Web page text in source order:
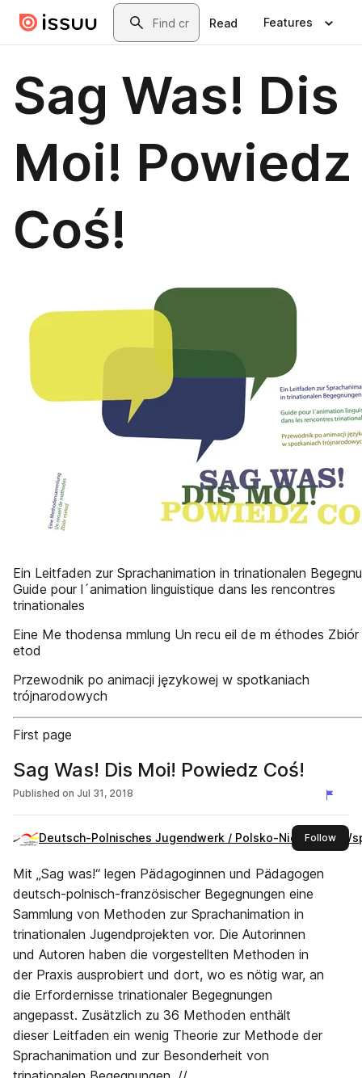
Skip to main contentSearch
Read Features
Sag Was! Dis
Moi! Powiedz
Coś!
Ein Leitfaden zur Sprachanimation in trinationalen
Guide pour l´animation linguistique dans les rencontres
trinationales
Eine Me thodensa mmlung Un recu eil de m éthodes Zbiór
etod
Przewodnik po animacji językowej w spotkaniach
trójnarodowych
First page
Sag Was! Dis Moi! Powiedz Coś!
Published on Jul 31, 2018
Deutsch-Polnisches Jugendwerk / Polsko-Niemiecka
Followthis
Mit „Sag was!“ legen Pädagoginnen und Pädagogen
deutsch-polnisch-französischer Begegnungen eine
Sammlung von Methoden zur Sprachanimation in
trinationalen Jugendprojekten vor. Die Autorinnen
und Autoren haben die vorgestellten Methoden in
der Praxis ausprobiert und dort, wo es nötig war, an
die Erfordernisse trinationaler Begegnungen
angepasst. Zusätzlich zu 36 Methoden enthält
dieser Leitfaden ein wenig Theorie zur Methode der
Sprachanimation und zur Besonderheit von